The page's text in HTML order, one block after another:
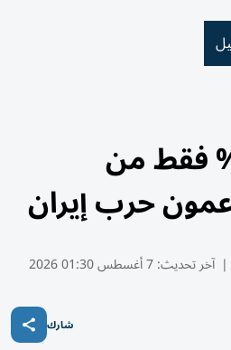
35% فقط من
حرب إيران
| آخر تحديث:7 أغسطس 01:30 2026
شارك